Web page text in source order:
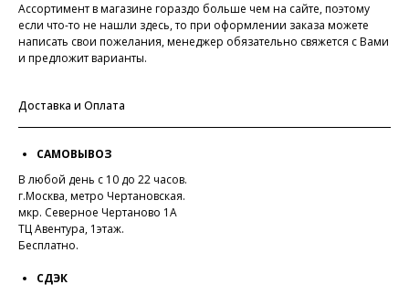
Ассортимент в магазине гораздо больше чем на сайте, поэтому
если что-то не нашли здесь, то при оформлении заказа можете
написать свои пожелания, менеджер обязательно свяжется с Вами
и предложит варианты.
Доставка и Оплата
САМОВЫВОЗ
В любой день с 10 до 22 часов.
г.Москва, метро Чертановская.
мкр. Северное Чертаново 1А
ТЦ Авентура, 1этаж.
Бесплатно.
СДЭК